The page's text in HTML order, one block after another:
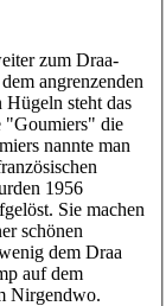
zum Draa-
angrenzenden
steht das
"Goumiers" die
nannte man
1956
Sie machen
schönen
dem Draa
auf dem
Nirgendwo.